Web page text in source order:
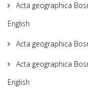
Acta geographica
English
Acta geographica
Acta geographica
English